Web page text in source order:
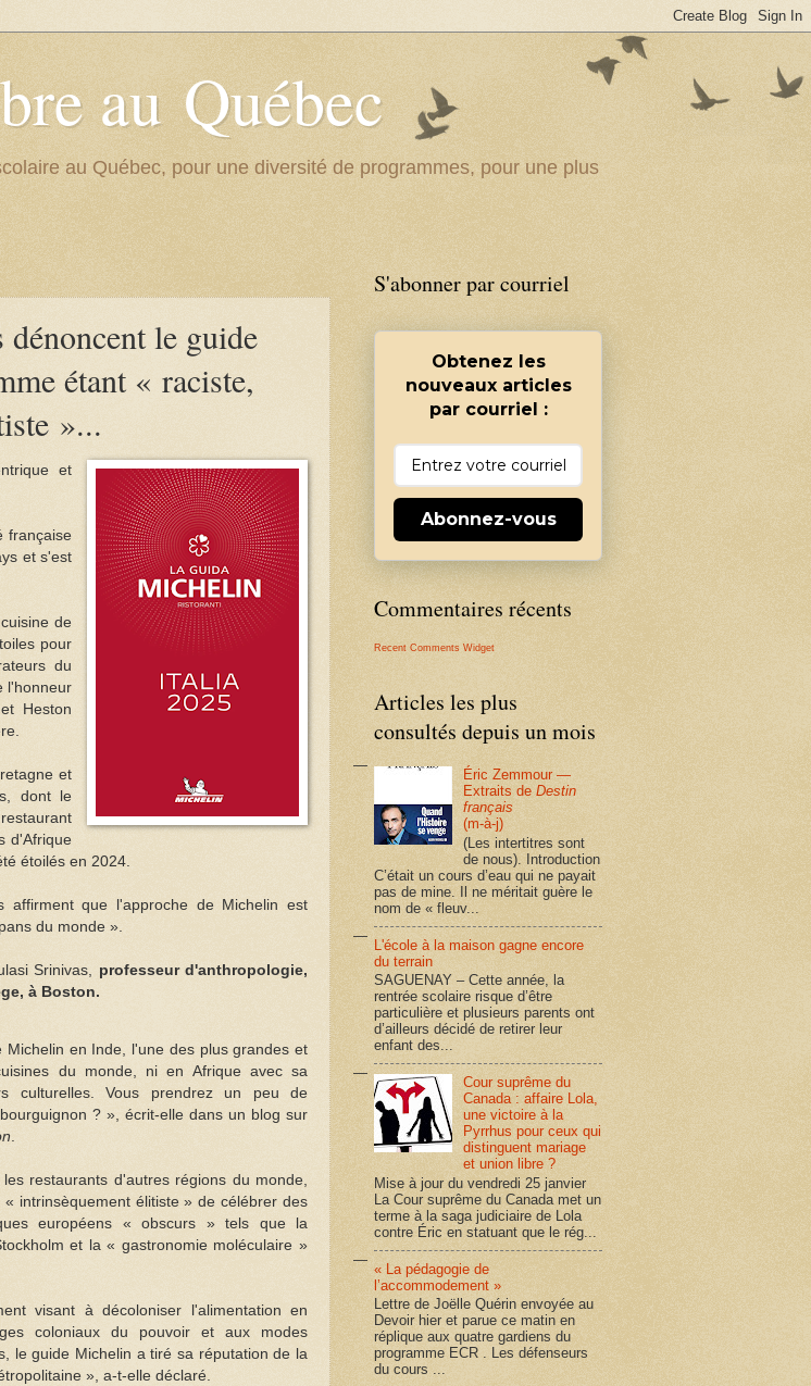
au Québec
au Québec, pour une diversité de programmes, pour une plus
dénoncent le guide
étant « raciste,
»...
et
française
et s'est
de
pour
du
l'honneur
Heston
et
dont le
d'Afrique
étoilés en 2024.
affirment que l'approche de Michelin est
du monde ».
Srinivas, professeur d'anthropologie,
à Boston.
en Inde, l'une des plus grandes et
du monde, ni en Afrique avec sa
culturelles. Vous prendrez un peu de
? », écrit-elle dans un blog sur
.
restaurants d'autres régions du monde,
intrinsèquement élitiste » de célébrer des
européens « obscurs » tels que la
et la « gastronomie moléculaire »
visant à décoloniser l'alimentation en
coloniaux du pouvoir et aux modes
le guide Michelin a tiré sa réputation de la
», a-t-elle déclaré.
S'abonner par courriel
Obtenez les
nouveaux articles
par courriel :
Abonnez-vous
Commentaires récents
Recent Comments Widget
Articles les plus
consultés depuis un mois
Éric Zemmour —
Extraits deDestin
français
(m-à-j)
(Les intertitres sont
de nous). Introduction
C’était un cours d’eau qui ne payait
pas de mine. Il ne méritait guère le
nom de « fleuv...
L'école à la maison gagne encore
du terrain
SAGUENAY – Cette année, la
rentrée scolaire risque d’être
particulière et plusieurs parents ont
d’ailleurs décidé de retirer leur
enfant des...
Cour suprême du
Canada : affaire Lola,
une victoire à la
Pyrrhus pour ceux qui
distinguent mariage
et union libre ?
Mise à jour du vendredi 25 janvier
La Cour suprême du Canada met un
terme à la saga judiciaire de Lola
contre Éric en statuant que le rég...
« La pédagogie de
l’accommodement »
Lettre de Joëlle Quérin envoyée au
Devoir hier et parue ce matin en
réplique aux quatre gardiens du
programme ECR . Les défenseurs
du cours ...